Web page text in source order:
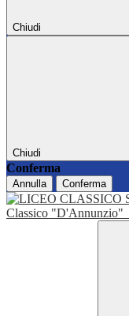
Chiudi
Chiudi
Conferma
Annulla Conferma
Classico "D'Annunzio"